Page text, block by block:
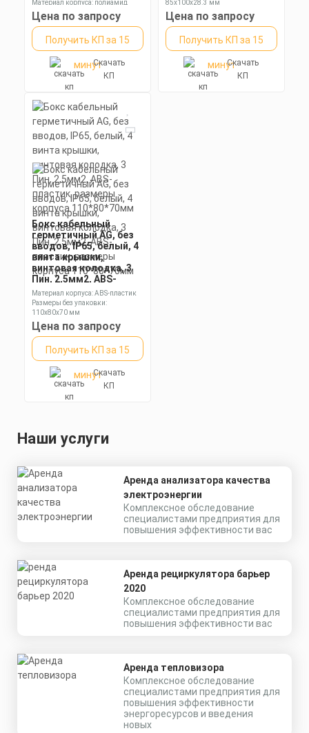
85х100х28,3мм
Материал корпуса: полиамид
Размеры без упаковки: 63x65x29
мм
Цена по запросу
Получить КП за 15
минутСкачать
КП
размеры корпуса
85х100х28,3мм
85x100x28.3 мм
Степень пылевлагозащиты: IP67
Цена по запросу
Получить КП за 15
минутСкачать
КП
Бокс кабельный
герметичный AG, без
вводов, IP65, белый, 4
винта крышки,
винтовая колодка, 3
Пин, 2,5мм2, ABS-
пластик, размеры
корпуса 110*80*70мм
Материал корпуса: ABS-пластик
Размеры без упаковки:
110х80х70 мм
Степень пылевлагозащиты: IP65
Цена по запросу
Получить КП за 15
минутСкачать
КП
Наши услуги
Аренда анализатора качества
электроэнергии
Комплексное обследование
специалистами предприятия для
повышения эффективности вас
Аренда рециркулятора барьер
2020
Комплексное обследование
специалистами предприятия для
повышения эффективности вас
Аренда тепловизора
Комплексное обследование
специалистами предприятия для
повышения эффективности
энергоресурсов и введения
новых